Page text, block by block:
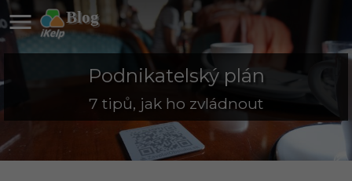
Blog

Podnikatelský plán
7 tipů, jak ho zvládnout